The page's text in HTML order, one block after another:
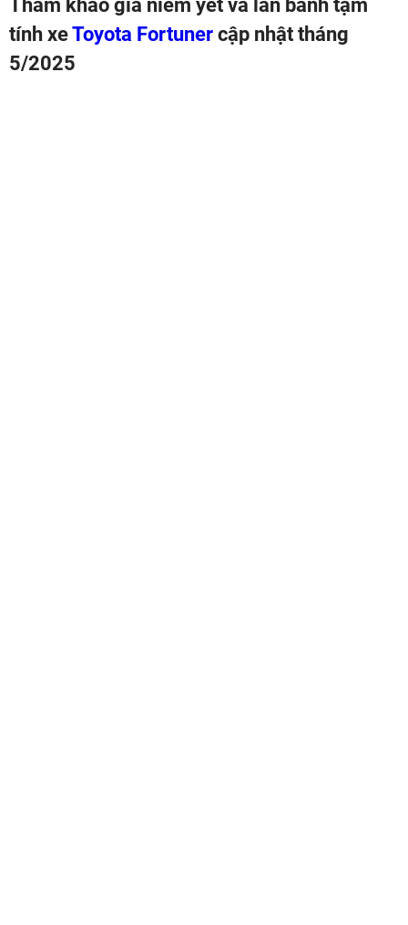
Tham khảo giá niêm yết và lăn bánh tạm
tính xeToyota Fortuner cập nhật tháng
5/2025